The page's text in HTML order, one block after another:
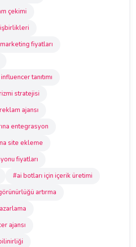
çekimi
fiyatları
tanıtımı
stratejisi
ajansı
entegrasyon
site ekleme
fiyatları
#ai botları için içerik üretimi
artırma
ajansı